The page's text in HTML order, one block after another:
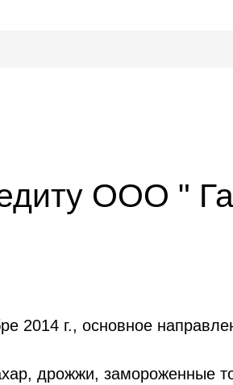
ООО "
2014 г., основное
дрожжи, замороженные